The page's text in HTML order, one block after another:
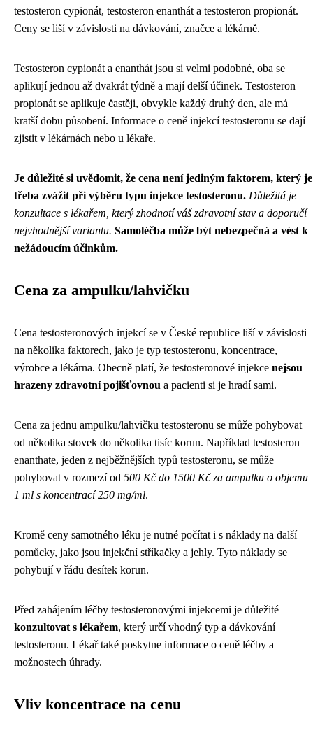
testosteron cypionát, testosteron enanthát a testosteron propionát.
Ceny se liší v závislosti na dávkování, značce a lékárně.
Testosteron cypionát a enanthát jsou si velmi podobné, oba se
aplikují jednou až dvakrát týdně a mají delší účinek. Testosteron
propionát se aplikuje častěji, obvykle každý druhý den, ale má
kratší dobu působení. Informace o ceně injekcí testosteronu se dají
zjistit v lékárnách nebo u lékaře.
Je důležité si uvědomit, že cena není jediným faktorem, který je
třeba zvážit při výběru typu injekce testosteronu. Důležitá je
konzultace s lékařem, který zhodnotí váš zdravotní stav a doporučí
nejvhodnější variantu. Samoléčba může být nebezpečná a vést k
nežádoucím účinkům.
Cena za ampulku/lahvičku
Cena testosteronových injekcí se v České republice liší v závislosti
na několika faktorech, jako je typ testosteronu, koncentrace,
výrobce a lékárna. Obecně platí, že testosteronové injekce nejsou
hrazeny zdravotní pojišťovnou a pacienti si je hradí sami.
Cena za jednu ampulku/lahvičku testosteronu se může pohybovat
od několika stovek do několika tisíc korun. Například testosteron
enanthate, jeden z nejběžnějších typů testosteronu, se může
pohybovat v rozmezí od 500 Kč do 1500 Kč za ampulku o objemu
1 ml s koncentrací 250 mg/ml.
Kromě ceny samotného léku je nutné počítat i s náklady na další
pomůcky, jako jsou injekční stříkačky a jehly. Tyto náklady se
pohybují v řádu desítek korun.
Před zahájením léčby testosteronovými injekcemi je důležité
konzultovat s lékařem, který určí vhodný typ a dávkování
testosteronu. Lékař také poskytne informace o ceně léčby a
možnostech úhrady.
Vliv koncentrace na cenu